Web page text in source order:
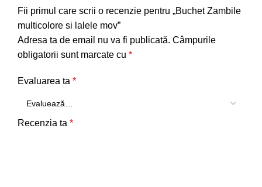
Fii primul care scrii o recenzie pentru „Buchet Zambile
multicolore si lalele mov”
Adresa ta de email nu va fi publicată. Câmpurile
obligatorii sunt marcate cu *
Evaluarea ta *
Recenzia ta *